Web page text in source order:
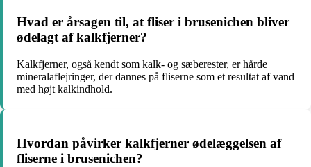
Hvad er årsagen til, at fliser i brusenichen bliver
ødelagt af kalkfjerner?
Kalkfjerner, også kendt som kalk- og sæberester, er hårde
mineralaflejringer, der dannes på fliserne som et resultat af vand
med højt kalkindhold.
Hvordan påvirker kalkfjerner ødelæggelsen af
fliserne i brusenichen?